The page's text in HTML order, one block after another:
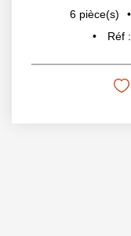
6 pièce(s)
Réf :